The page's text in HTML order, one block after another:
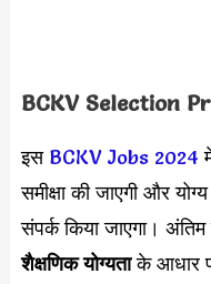
BCKV Selection
इस BCKV Jobs 2024
समीक्षा की जाएगी और
संपर्क किया जाएगा।
शैक्षणिक योग्यताके आधार